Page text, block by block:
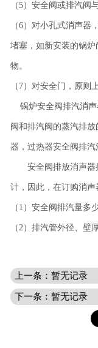
（5）安全阀或排汽阀
（6）对小孔式消声器
堵塞，如新安装的锅
物。
（7）对安全门，原则
锅炉安全阀排汽消声
阀和排汽阀的蒸汽排
器，过热器安全阀排汽
安全阀排放消声器
计，因此，在订购消声
（1）安全阀排汽量多
（2）排汽管外径、壁
上一条：暂无记录
下一条：暂无记录